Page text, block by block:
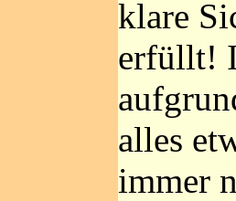
klare
erfüllt!
alles
immer